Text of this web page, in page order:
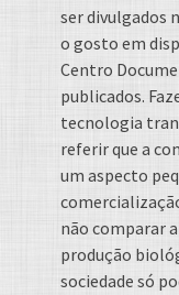
ser divulgados
o gosto em
Centro
publicados.
tecnologia
referir que a
um aspecto
não comparar
produção
sociedade só